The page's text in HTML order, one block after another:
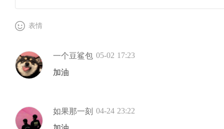
表情
一个豆鲨包 05-02 17:23
加油
如果那一刻 04-24 23:22